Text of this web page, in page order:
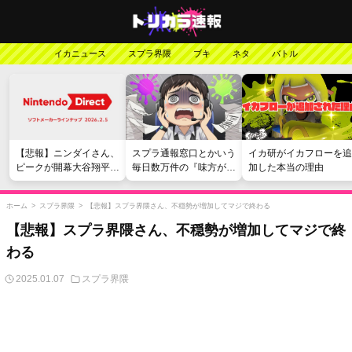
イカニュース スプラ界隈 ブキ ネタ バトル
【悲報】ニンダイさん、
ピークが開幕大谷翔平の
がっかりダイレクトだっ
たと言われてしまう
スプラ通報窓口とかいう
毎日数万件の『味方が弱
い』愚痴を読まされる苦
行
イカ研がイカフローを追
加した本当の理由
ホーム > スプラ界隈 > 【悲報】スプラ界隈さん、不穏勢が増加してマジで終わる
【悲報】スプラ界隈さん、不穏勢が増加してマジで終
わる
2025.01.07 スプラ界隈